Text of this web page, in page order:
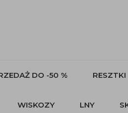
DO -50 % RESZTKI
WISKOZY LNY